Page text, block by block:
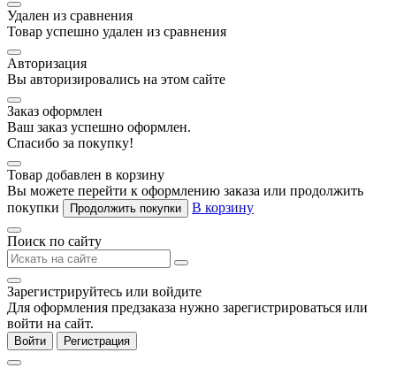
Удален из сравнения
Товар успешно удален из сравнения
Авторизация
Вы авторизировались на этом сайте
Заказ оформлен
Ваш заказ успешно оформлен.
Спасибо за покупку!
Товар добавлен в корзину
Вы можете перейти к оформлению заказа или продолжить
покупки
Продолжить покупки В корзину
Поиск по сайту
Зарегистрируйтесь или войдите
Для оформления предзаказа нужно зарегистрироваться или
войти на сайт.
Войти Регистрация